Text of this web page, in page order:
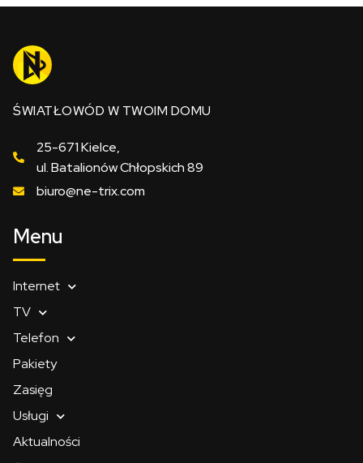
ŚWIATŁOWÓD W TWOIM DOMU
25-671 Kielce,
ul. Batalionów Chłopskich 89
biuro@ne-trix.com
Menu
Internet
TV
Telefon
Pakiety
Zasięg
Usługi
Aktualności